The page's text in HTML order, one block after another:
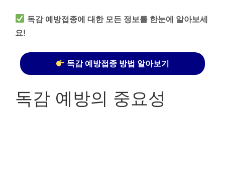
독감 예방접종에 대한 모든 정보를 한눈에 알아보세
요!
독감 예방접종 방법 알아보기
독감 예방의 중요성